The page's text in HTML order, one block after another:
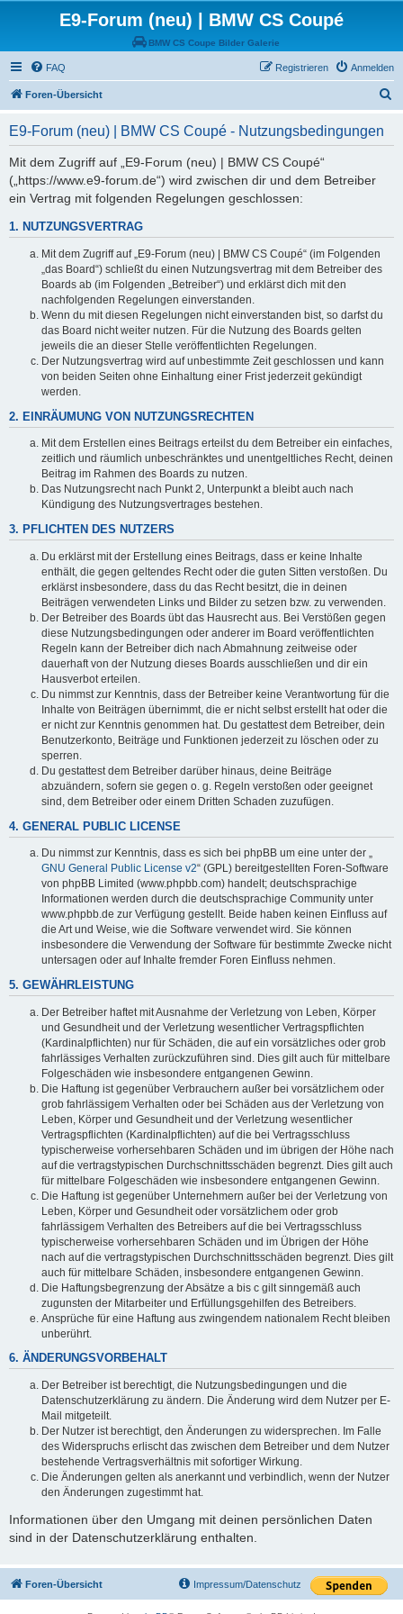
E9-Forum (neu) | BMW CS Coupé
BMW CS Coupe Bilder Galerie
FAQ Anmelden
Registrieren
Foren-Übersicht
E9-Forum (neu) | BMW CS Coupé - Nutzungsbedingungen
Mit dem Zugriff auf „E9-Forum (neu) | BMW CS Coupé“
(„https://www.e9-forum.de“) wird zwischen dir und dem Betreiber
ein Vertrag mit folgenden Regelungen geschlossen:
1. NUTZUNGSVERTRAG
Mit dem Zugriff auf „E9-Forum (neu) | BMW CS Coupé“ (im Folgenden
„das Board“) schließt du einen Nutzungsvertrag mit dem Betreiber des
Boards ab (im Folgenden „Betreiber“) und erklärst dich mit den
nachfolgenden Regelungen einverstanden.
Wenn du mit diesen Regelungen nicht einverstanden bist, so darfst du
das Board nicht weiter nutzen. Für die Nutzung des Boards gelten
jeweils die an dieser Stelle veröffentlichten Regelungen.
Der Nutzungsvertrag wird auf unbestimmte Zeit geschlossen und kann
von beiden Seiten ohne Einhaltung einer Frist jederzeit gekündigt
werden.
2. EINRÄUMUNG VON NUTZUNGSRECHTEN
Mit dem Erstellen eines Beitrags erteilst du dem Betreiber ein einfaches,
zeitlich und räumlich unbeschränktes und unentgeltliches Recht, deinen
Beitrag im Rahmen des Boards zu nutzen.
Das Nutzungsrecht nach Punkt 2, Unterpunkt a bleibt auch nach
Kündigung des Nutzungsvertrages bestehen.
3. PFLICHTEN DES NUTZERS
Du erklärst mit der Erstellung eines Beitrags, dass er keine Inhalte
enthält, die gegen geltendes Recht oder die guten Sitten verstoßen. Du
erklärst insbesondere, dass du das Recht besitzt, die in deinen
Beiträgen verwendeten Links und Bilder zu setzen bzw. zu verwenden.
Der Betreiber des Boards übt das Hausrecht aus. Bei Verstößen gegen
diese Nutzungsbedingungen oder anderer im Board veröffentlichten
Regeln kann der Betreiber dich nach Abmahnung zeitweise oder
dauerhaft von der Nutzung dieses Boards ausschließen und dir ein
Hausverbot erteilen.
Du nimmst zur Kenntnis, dass der Betreiber keine Verantwortung für die
Inhalte von Beiträgen übernimmt, die er nicht selbst erstellt hat oder die
er nicht zur Kenntnis genommen hat. Du gestattest dem Betreiber, dein
Benutzerkonto, Beiträge und Funktionen jederzeit zu löschen oder zu
sperren.
Du gestattest dem Betreiber darüber hinaus, deine Beiträge
abzuändern, sofern sie gegen o. g. Regeln verstoßen oder geeignet
sind, dem Betreiber oder einem Dritten Schaden zuzufügen.
4. GENERAL PUBLIC LICENSE
Du nimmst zur Kenntnis, dass es sich bei phpBB um eine unter der „
GNU General Public License v2“ (GPL) bereitgestellten Foren-Software
von phpBB Limited (www.phpbb.com) handelt; deutschsprachige
Informationen werden durch die deutschsprachige Community unter
www.phpbb.de zur Verfügung gestellt. Beide haben keinen Einfluss auf
die Art und Weise, wie die Software verwendet wird. Sie können
insbesondere die Verwendung der Software für bestimmte Zwecke nicht
untersagen oder auf Inhalte fremder Foren Einfluss nehmen.
5. GEWÄHRLEISTUNG
Der Betreiber haftet mit Ausnahme der Verletzung von Leben, Körper
und Gesundheit und der Verletzung wesentlicher Vertragspflichten
(Kardinalpflichten) nur für Schäden, die auf ein vorsätzliches oder grob
fahrlässiges Verhalten zurückzuführen sind. Dies gilt auch für mittelbare
Folgeschäden wie insbesondere entgangenen Gewinn.
Die Haftung ist gegenüber Verbrauchern außer bei vorsätzlichem oder
grob fahrlässigem Verhalten oder bei Schäden aus der Verletzung von
Leben, Körper und Gesundheit und der Verletzung wesentlicher
Vertragspflichten (Kardinalpflichten) auf die bei Vertragsschluss
typischerweise vorhersehbaren Schäden und im übrigen der Höhe nach
auf die vertragstypischen Durchschnittsschäden begrenzt. Dies gilt auch
für mittelbare Folgeschäden wie insbesondere entgangenen Gewinn.
Die Haftung ist gegenüber Unternehmern außer bei der Verletzung von
Leben, Körper und Gesundheit oder vorsätzlichem oder grob
fahrlässigem Verhalten des Betreibers auf die bei Vertragsschluss
typischerweise vorhersehbaren Schäden und im Übrigen der Höhe
nach auf die vertragstypischen Durchschnittsschäden begrenzt. Dies gilt
auch für mittelbare Schäden, insbesondere entgangenen Gewinn.
Die Haftungsbegrenzung der Absätze a bis c gilt sinngemäß auch
zugunsten der Mitarbeiter und Erfüllungsgehilfen des Betreibers.
Ansprüche für eine Haftung aus zwingendem nationalem Recht bleiben
unberührt.
6. ÄNDERUNGSVORBEHALT
Der Betreiber ist berechtigt, die Nutzungsbedingungen und die
Datenschutzerklärung zu ändern. Die Änderung wird dem Nutzer per E-
Mail mitgeteilt.
Der Nutzer ist berechtigt, den Änderungen zu widersprechen. Im Falle
des Widerspruchs erlischt das zwischen dem Betreiber und dem Nutzer
bestehende Vertragsverhältnis mit sofortiger Wirkung.
Die Änderungen gelten als anerkannt und verbindlich, wenn der Nutzer
den Änderungen zugestimmt hat.
Informationen über den Umgang mit deinen persönlichen Daten
sind in der Datenschutzerklärung enthalten.
Foren-Übersicht Impressum/Datenschutz